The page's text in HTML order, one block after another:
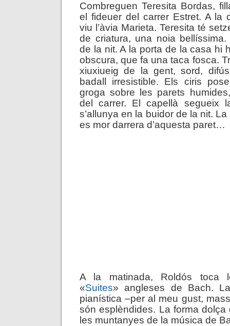
Combreguen Teresita Bordas,
el fideuer del carrer Estret. A la
viu l’àvia Marieta. Teresita té
de criatura, una noia
de la nit. A la porta de la casa hi
obscura, que fa una taca fosca.
xiuxiueig de la gent, sord,
badall irresistible. Els ciris
groga sobre les parets
del carrer. El capellà segueix
s’allunya en la buidor de la nit.
es mor darrera d’aquesta paret…
A la matinada, Roldós toca
«Suites» angleses de Bach.
pianística –per al meu gust,
són esplèndides. La forma dolça
les muntanyes de la música de